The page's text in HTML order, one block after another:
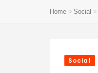
Home Social
Social